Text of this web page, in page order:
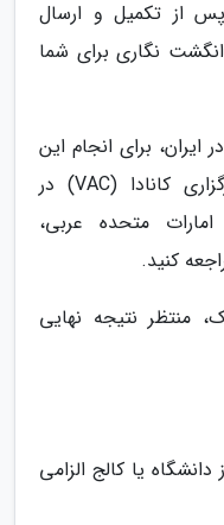
از تکمیل و ارسال
نگاری برای شما
ایران، برای انجام این
فرایند باید به یکی از دفاتر کارگزاری کانادا (VAC) در
متحده عربی،
کنید.
منتظر نتیجه نهایی
یا کالج الزامی